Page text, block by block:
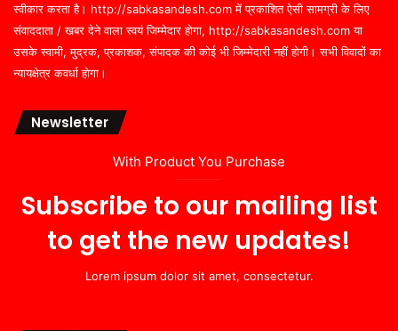
स्वीकार करता है। http://sabkasandesh.com में प्रकाशित ऐसी सामग्री के लिए
संवाददाता / खबर देने वाला स्वयं जिम्मेदार होगा, http://sabkasandesh.com या
उसके स्वामी, मुद्रक, प्रकाशक, संपादक की कोई भी जिम्मेदारी नहीं होगी। सभी विवादों का
न्यायक्षेत्र कवर्धा होगा।
Newsletter
With Product You Purchase
Subscribe to our mailing list
to get the new updates!
Lorem ipsum dolor sit amet, consectetur.